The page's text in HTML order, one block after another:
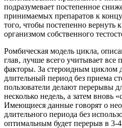
подразумевает постепенное
принимаемых препаратов к
того, чтобы постепенно вернуть
организмом собственного
Ромбическая модель цикла,
глав, лучше всего учитывает все
факторы. За стероидным циклом
длительный период без приема
пользователи делают перерывы
несколько недель, а затем вновь
Имеющиеся данные говорят о
длительного периода без
оптимальным будет перерыв в 3-